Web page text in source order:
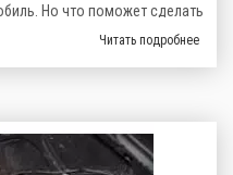
Но что поможет сделать
Верно, комплект
сэкономит кучу денег на
Читать подробнее